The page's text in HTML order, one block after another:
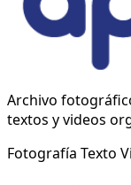
Archivo
textos y videos
Fotografía Texto